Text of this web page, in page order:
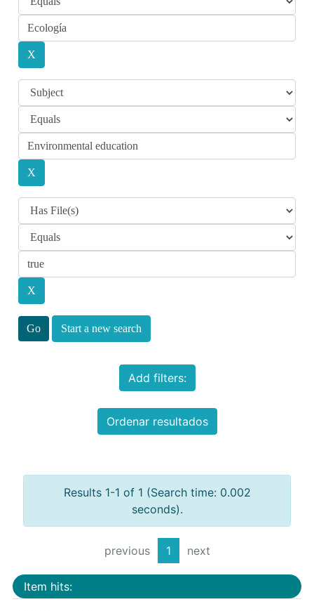
Start a new search
Add filters:
Ordenar resultados
Results 1-1 of 1 (Search time: 0.002
seconds).
previous 1 next
Item hits: